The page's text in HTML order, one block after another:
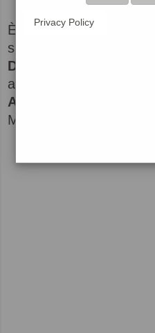
È disponibile da oggi,
su YouTube il
DURAR
anticipa l’album di inediti
ALMAS PARALELAS
Music il
Privacy Policy